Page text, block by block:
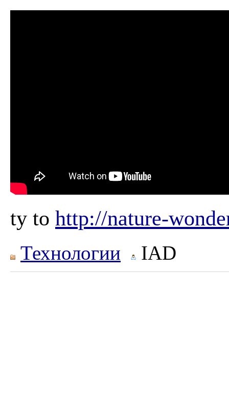
ty to http://nature-
Технологии IAD